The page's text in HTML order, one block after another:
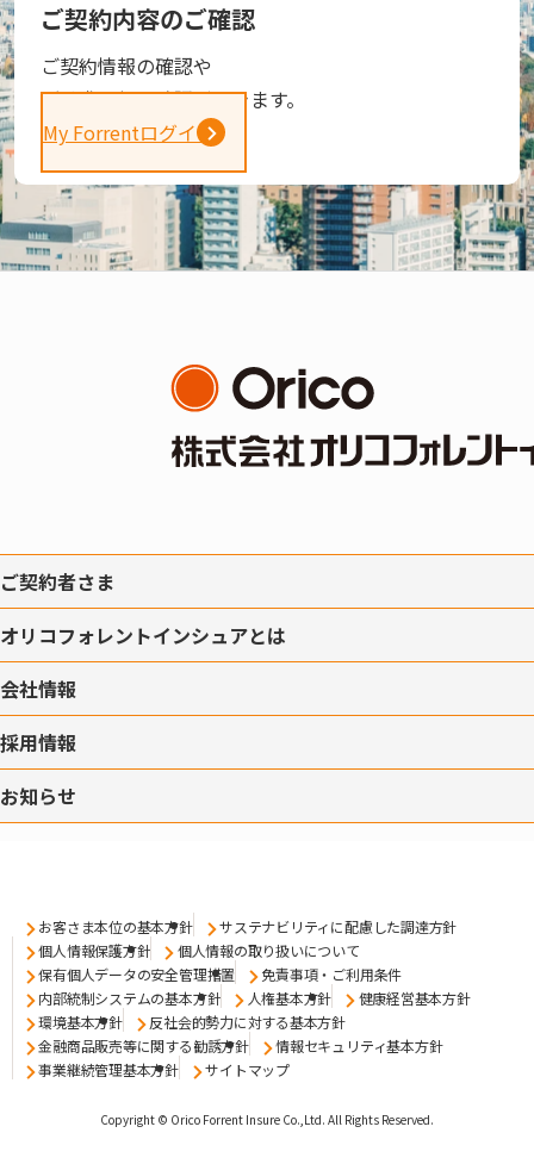
ご契約内容のご確認
ご契約情報の確認や
ご請求金額の確認ができます。
My Forrentログイン
ご契約者さま
オリコフォレントインシュアとは
会社情報
採用情報
お知らせ
お客さま本位の基本方針
サステナビリティに配慮した調達方針
個人情報保護方針
個人情報の取り扱いについて
保有個人データの安全管理措置
免責事項・ご利用条件
内部統制システムの基本方針
人権基本方針
健康経営基本方針
環境基本方針
反社会的勢力に対する基本方針
金融商品販売等に関する勧誘方針
情報セキュリティ基本方針
事業継続管理基本方針
サイトマップ
Copyright © Orico Forrent Insure Co.,Ltd. All Rights Reserved.